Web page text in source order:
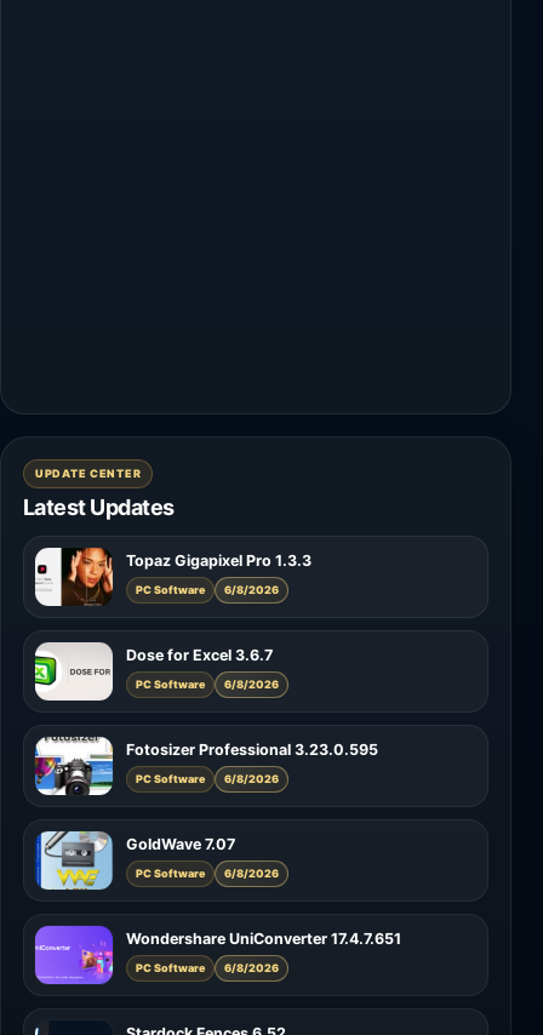
UPDATE CENTER
Latest Updates
Topaz Gigapixel Pro 1.3.3
PC Software 6/8/2026
Dose for Excel 3.6.7
PC Software 6/8/2026
Fotosizer Professional 3.23.0.595
PC Software 6/8/2026
GoldWave 7.07
PC Software 6/8/2026
Wondershare UniConverter 17.4.7.651
PC Software 6/8/2026